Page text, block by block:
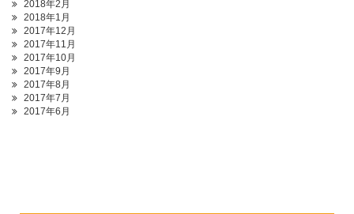
2018年2月
2018年1月
2017年12月
2017年11月
2017年10月
2017年9月
2017年8月
2017年7月
2017年6月